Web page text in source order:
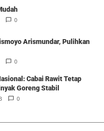
0
Arismundar, Pulihkan
0
Cabai Rawit Tetap
Goreng Stabil
0